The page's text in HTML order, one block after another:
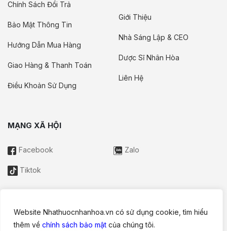
Website Nhathuocnhanhoa.vn có sử dụng cookie, tìm hiểu
thêm về chính sách bảo mật của chúng tôi.
Chính Sách Đổi Trả
Bảo Mật Thông Tin
Hướng Dẫn Mua Hàng
Giao Hàng & Thanh Toán
Điều Khoản Sử Dụng
Giới Thiệu
Nhà Sáng Lập & CEO
Dược Sĩ Nhân Hòa
Liên Hệ
MẠNG XÃ HỘI
Facebook Zalo
Tiktok
Thông tin trên website này chỉ mang tính chất nội bộ tham khảo;